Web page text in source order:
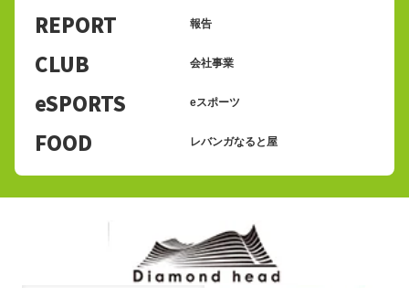
REPORT 報告
CLUB 会社事業
eSPORTS eスポーツ
FOOD レバンガなると屋